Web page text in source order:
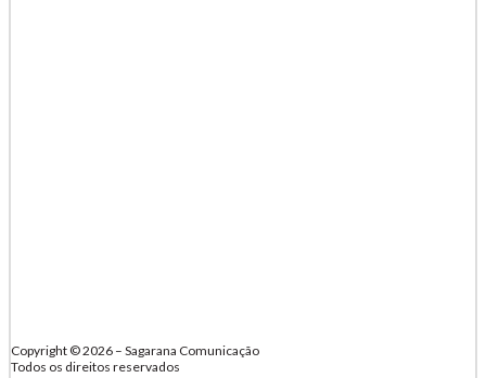
Copyright © 2026 – Sagarana Comunicação
Todos os direitos reservados